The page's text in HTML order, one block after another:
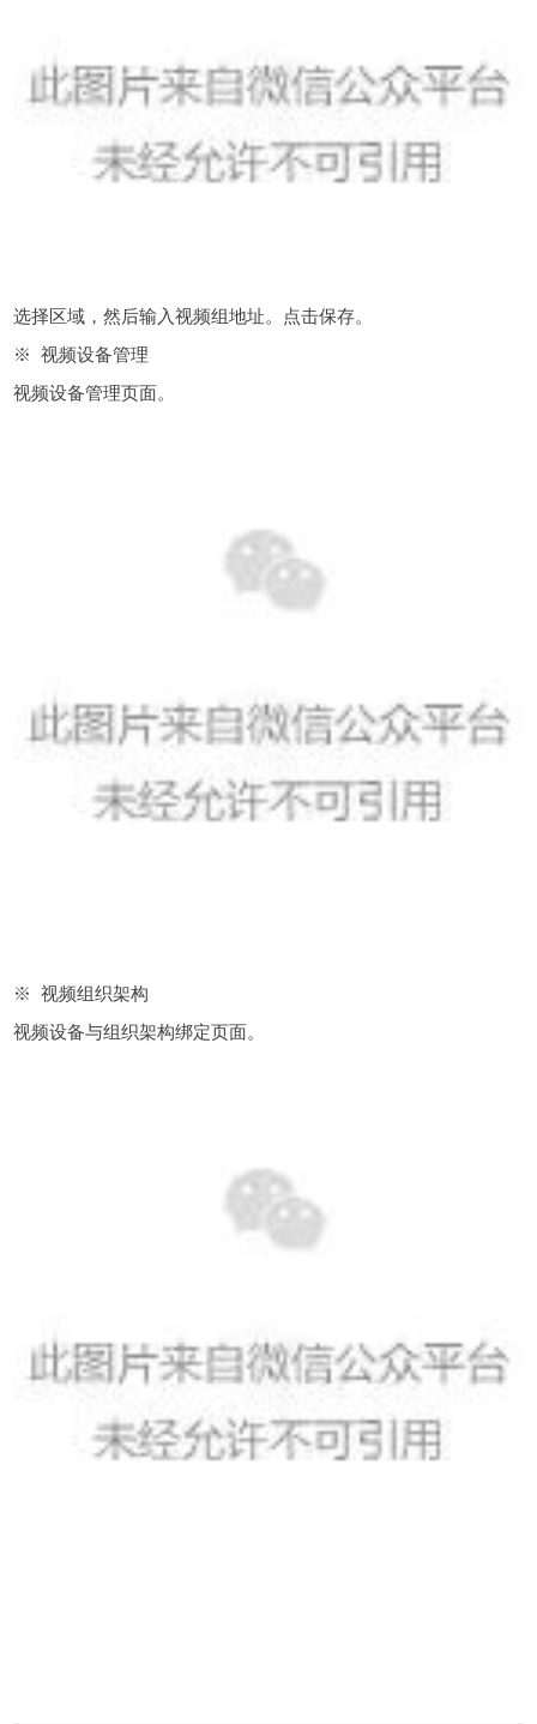
选择区域，然后输入视频组地址。点击保存。
※ 视频设备管理
视频设备管理页面。
※ 视频组织架构
视频设备与组织架构绑定页面。